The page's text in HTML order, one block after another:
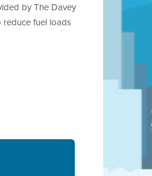
by The Davey
fuel loads